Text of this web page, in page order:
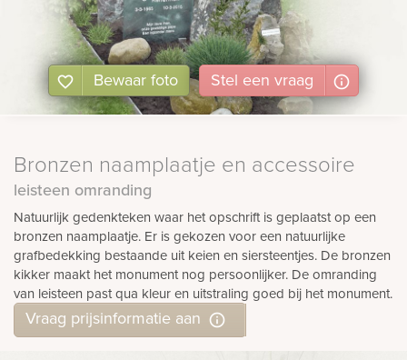
Bewaar foto Stel een vraag
Bronzen naamplaatje en accessoire
leisteen omranding
Natuurlijk gedenkteken waar het opschrift is geplaatst op een
bronzen naamplaatje. Er is gekozen voor een natuurlijke
grafbedekking bestaande uit keien en siersteentjes. De bronzen
kikker maakt het monument nog persoonlijker. De omranding
van leisteen past qua kleur en uitstraling goed bij het monument.
Vraag prijsinformatie aan